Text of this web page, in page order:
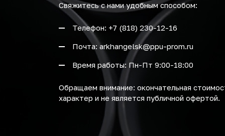
Свяжитесь с нами удобным способом:
Телефон: +7 (818) 230-12-16
Почта: arkhangelsk@ppu-prom.ru
Время работы: Пн-Пт 9:00-18:00
Обращаем внимание: окончательная
характер и не является публичной офертой.